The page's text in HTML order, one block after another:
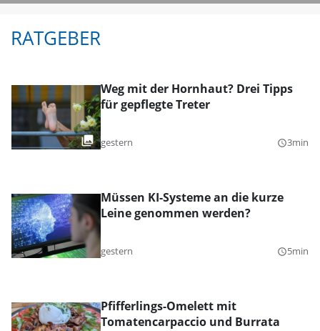
RATGEBER
Weg mit der Hornhaut? Drei Tipps
für gepflegte Treter
gestern query_builder3min
Müssen KI-Systeme an die kurze
Leine genommen werden?
gestern query_builder5min
Pfifferlings-Omelett mit
Tomatencarpaccio und Burrata